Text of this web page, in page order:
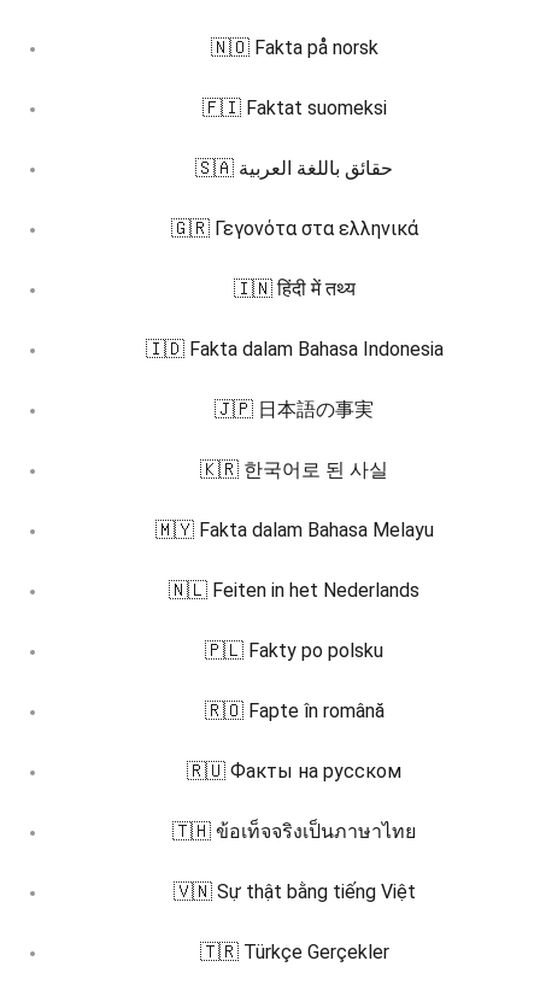
🇳🇴 Fakta på norsk
🇫🇮 Faktat suomeksi
🇸🇦 حقائق باللغة العربية
🇬🇷 Γεγονότα στα ελληνικά
🇮🇳 हिंदी में तथ्य
🇮🇩 Fakta dalam Bahasa Indonesia
🇯🇵 日本語の事実
🇰🇷 한국어로 된 사실
🇲🇾 Fakta dalam Bahasa Melayu
🇳🇱 Feiten in het Nederlands
🇵🇱 Fakty po polsku
🇷🇴 Fapte în română
🇷🇺 Факты на русском
🇹🇭 ข้อเท็จจริงเป็นภาษาไทย
🇻🇳 Sự thật bằng tiếng Việt
🇹🇷 Türkçe Gerçekler